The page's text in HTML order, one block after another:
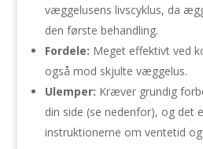
væggelusens livscyklus, da
den første behandling.
Fordele: Meget effektivt ved
også mod skjulte væggelus.
Ulemper: Kræver grundig
din side (se nedenfor), og det
instruktionerne om ventetid